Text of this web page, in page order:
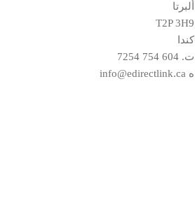
ألبرتا
T2P 3H9
كندا
ت.604 754 7254
ه info@edirectlink.ca